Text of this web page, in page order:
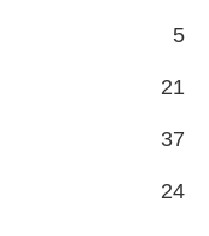
5
21
37
24